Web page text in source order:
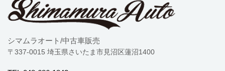
シマムラオート/中古車販売
〒337-0015 埼玉県さいたま市見沼区蓮沼1400